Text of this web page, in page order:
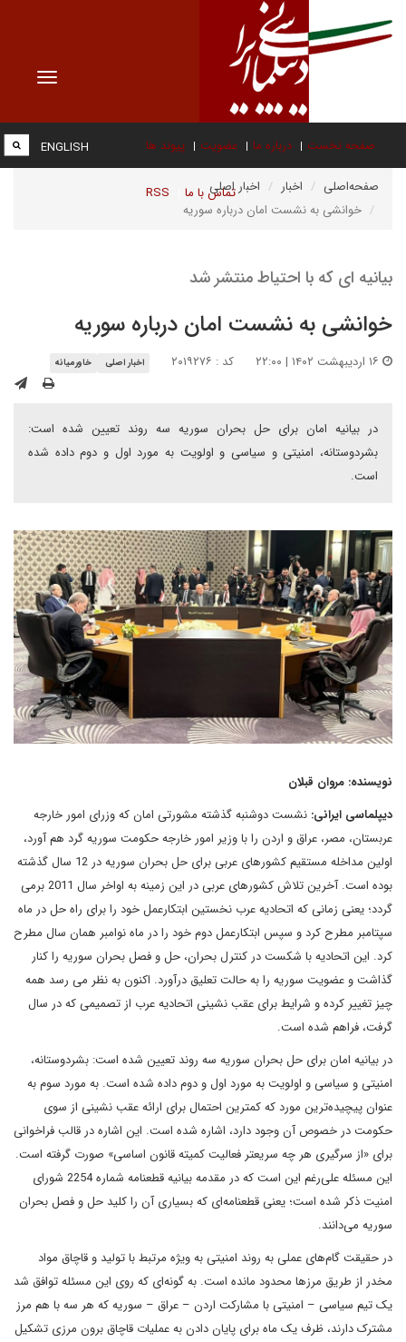
Toggle
صفحه نخست درباره ما عضویت پیوند ها
تماس با ما RSS
ENGLISH
صفحه‌اصلی اخبار
اخبار اصلی
خوانشی به نشست امان درباره سوریه
بیانیه ای که با احتیاط منتشر شد
خوانشی به نشست امان درباره سوریه
کد : ۲۰۱۹۲۷۶ اخبار اصلی خاورمیانه
در بیانیه امان برای حل بحران سوریه سه روند تعیین شده است:
بشردوستانه، امنیتی و سیاسی و اولویت به مورد اول و دوم داده شده
است.
نویسنده: مروان قبلان
دیپلماسی ایرانی: نشست دوشنبه گذشته مشورتی امان که وزرای امور خارجه
عربستان، مصر، عراق و اردن را با وزیر امور خارجه حکومت سوریه گرد هم آورد،
اولین مداخله مستقیم کشورهای عربی برای حل بحران سوریه در 12 سال گذشته
بوده است. آخرین تلاش کشورهای عربی در این زمینه به اواخر سال 2011 برمی
گردد؛ یعنی زمانی که اتحادیه عرب نخستین ابتکارعمل خود را برای راه حل در ماه
سپتامبر مطرح کرد و سپس ابتکارعمل دوم خود را در ماه نوامبر همان سال مطرح
کرد. این اتحادیه با شکست در کنترل بحران، حل و فصل بحران سوریه را کنار
گذاشت و عضویت سوریه را به حالت تعلیق درآورد. اکنون به نظر می رسد همه
چیز تغییر کرده و شرایط برای عقب نشینی اتحادیه عرب از تصمیمی که در سال
گرفت، فراهم شده است.
در بیانیه امان برای حل بحران سوریه سه روند تعیین شده است: بشردوستانه،
امنیتی و سیاسی و اولویت به مورد اول و دوم داده شده است. به مورد سوم به
عنوان پیچیده‌ترین مورد که کمترین احتمال برای ارائه عقب نشینی از سوی
حکومت در خصوص آن وجود دارد، اشاره شده است. این اشاره در قالب فراخوانی
برای «از سرگیری هر چه سریعتر فعالیت کمیته قانون اساسی» صورت گرفته است.
این مسئله علی‌رغم این است که در مقدمه بیانیه قطعنامه شماره 2254 شورای
امنیت ذکر شده است؛ یعنی قطعنامه‌ای که بسیاری آن را کلید حل و فصل بحران
سوریه می‌دانند.
در حقیقت گام‌های عملی به روند امنیتی به ویژه مرتبط با تولید و قاچاق مواد
مخدر از طریق مرزها محدود مانده است. به گونه‌ای که روی این مسئله توافق شد
یک تیم سیاسی – امنیتی با مشارکت اردن – عراق – سوریه که هر سه با هم مرز
مشترک دارند، ظرف یک ماه برای پایان دادن به عملیات قاچاق برون مرزی تشکیل